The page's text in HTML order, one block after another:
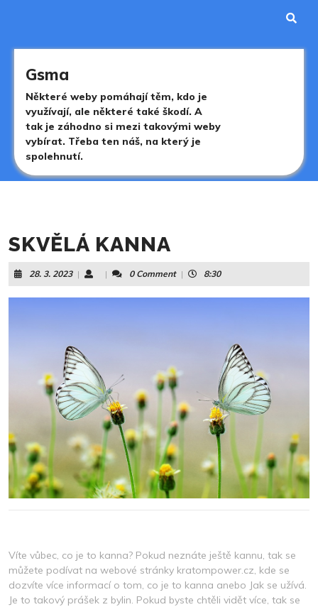
Gsma
Některé weby pomáhají těm, kdo je
využívají, ale některé také škodí. A
tak je záhodno si mezi takovými weby
vybírat. Třeba ten náš, na který je
spolehnutí.
SKVĚLÁ KANNA
28. 3. 202328.
3.
2023
| | 0 Comment | 8:30
Víte vůbec, co je to kanna? Pokud neznáte ještě kannu, tak se
můžete podívat na webové stránky kratompower.cz, kde se
dozvíte více informací o tom, co je to kanna anebo Jak se užívá.
Je to takový prášek z bylin. Pokud byste chtěli vidět více, tak se